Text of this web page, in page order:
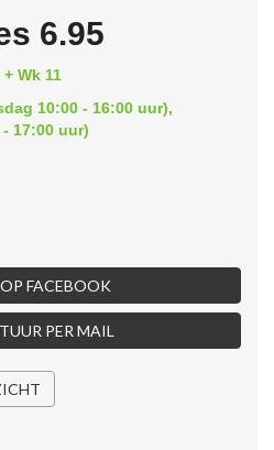
6.95
Wk 11
10:00 - 16:00 uur),
17:00 uur)
FACEBOOK
PER MAIL